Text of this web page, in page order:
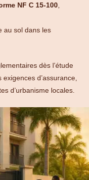
NF C 15-100
au sol dans les
dès l’étude
d’assurance,
d’urbanisme locales.